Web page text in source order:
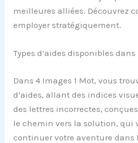
meilleures alliées. Découvrez
employer stratégiquement.
Types d’aides disponibles dans
Dans 4 Images 1 Mot, vous
d’aides, allant des indices
des lettres incorrectes,
le chemin vers la solution, qui
continuer votre aventure dans